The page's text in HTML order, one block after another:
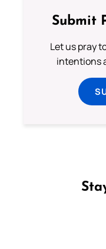
Submit
Let us pray
intentions